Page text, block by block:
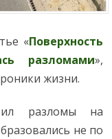
«Поверхность
разломами»,
жизни.
разломы на
не по